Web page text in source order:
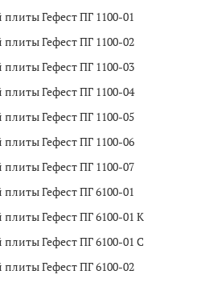
плиты Гефест ПГ 1100-01
плиты Гефест ПГ 1100-02
плиты Гефест ПГ 1100-03
плиты Гефест ПГ 1100-04
плиты Гефест ПГ 1100-05
плиты Гефест ПГ 1100-06
плиты Гефест ПГ 1100-07
плиты Гефест ПГ 6100-01
плиты Гефест ПГ 6100-01 K
плиты Гефест ПГ 6100-01 C
плиты Гефест ПГ 6100-02